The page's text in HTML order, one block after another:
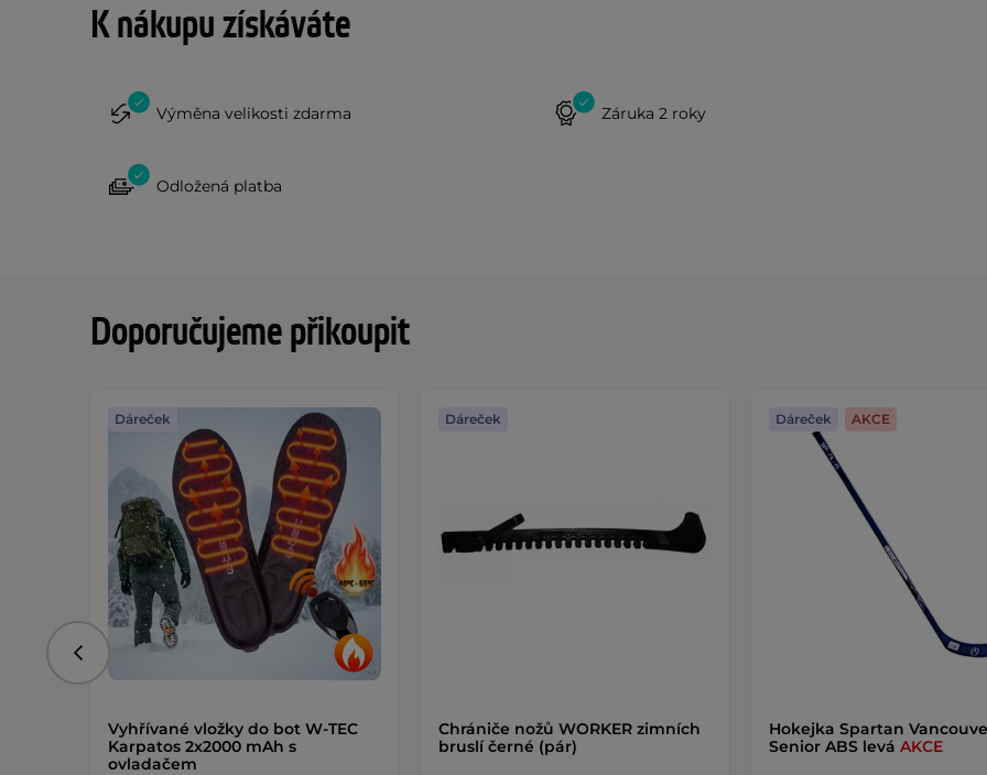
K nákupu získáváte
Výměna velikosti zdarma Záruka 2 roky
Odložená platba
Doporučujeme přikoupit
Vyhřívané vložky do bot W-TEC
Karpatos 2x2000 mAh s
ovladačem
Dáreček
Chrániče nožů WORKER zimních
bruslí černé (pár)
Dáreček
Hokejka Spartan
Senior ABS levá AKCE
Dáreček AKCE
Předchozí